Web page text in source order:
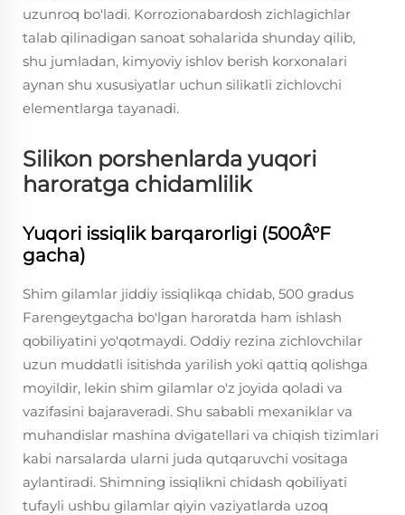
uzunroq bo'ladi. Korrozionabardosh zichlagichlar
talab qilinadigan sanoat sohalarida shunday qilib,
shu jumladan, kimyoviy ishlov berish korxonalari
aynan shu xususiyatlar uchun silikatli zichlovchi
elementlarga tayanadi.
Silikon porshenlarda yuqori
haroratga chidamlilik
Yuqori issiqlik barqarorligi (500Â°F
gacha)
Shim gilamlar jiddiy issiqlikqa chidab, 500 gradus
Farengeytgacha bo'lgan haroratda ham ishlash
qobiliyatini yo'qotmaydi. Oddiy rezina zichlovchilar
uzun muddatli isitishda yarilish yoki qattiq qolishga
moyildir, lekin shim gilamlar o'z joyida qoladi va
vazifasini bajaraveradi. Shu sababli mexaniklar va
muhandislar mashina dvigatellari va chiqish tizimlari
kabi narsalarda ularni juda qutqaruvchi vositaga
aylantiradi. Shimning issiqlikni chidash qobiliyati
tufayli ushbu gilamlar qiyin vaziyatlarda uzoq